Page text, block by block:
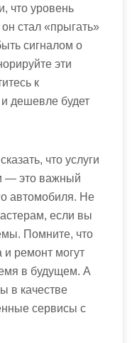
что уровень
стал «прыгать»
сигналом о
эти
к
дешевле будет
что услуги
— это важный
автомобиля. Не
если вы
Помните, что
и ремонт могут
в будущем. А
в качестве
сервисы с